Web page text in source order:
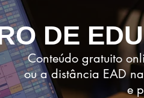
DE
Conteúdo gratuito
ou a distância EAD
e